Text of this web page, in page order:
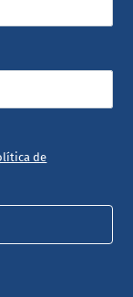
de